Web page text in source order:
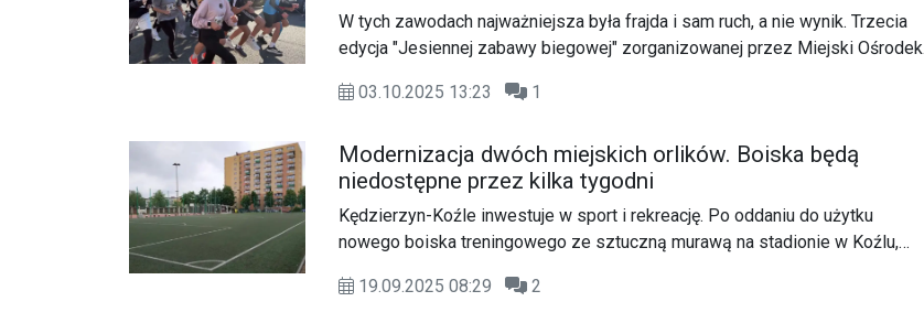
W tych zawodach najważniejsza była frajda i sam ruch, a nie wynik. Trzecia
edycja "Jesiennej zabawy biegowej" zorganizowanej przez Miejski Ośrodek
Kędzierzyna-Koźla.
03.10.2025 13:23 1
Modernizacja dwóch miejskich orlików. Boiska będą
niedostępne przez kilka tygodni
Kędzierzyn-Koźle inwestuje w sport i rekreację. Po oddaniu do użytku
nowego boiska treningowego ze sztuczną murawą na stadionie w Koźlu,
wymiana zużytej nawierzchni na nowoczesną, bezpieczną i bardziej odporną
19.09.2025 08:29 2